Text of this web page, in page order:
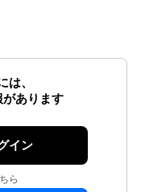
は、
があります
イン
ら